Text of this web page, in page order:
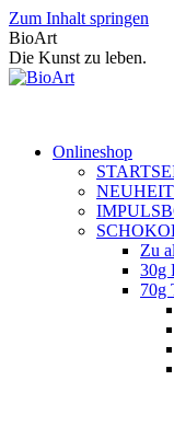
Zum Inhalt springen
BioArt
Die Kunst zu leben.
Onlineshop
Zu
30g
70g